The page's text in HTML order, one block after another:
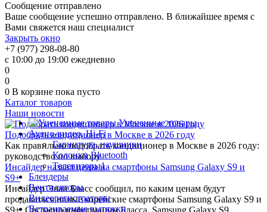
Сообщение отправлено
Ваше сообщение успешно отправлено. В ближайшее время с
Вами свяжется наш специалист
Закрыть окно
+7 (977) 298-08-80
с 10:00 до 19:00 ежедневно
0
0
0 В корзине пока пусто
Каталог товаров
Уцененные товары
Аудио-видео, Hi-Fi
Гарнитура, наушники
Колонки Bluetooth
Телевизоры1
Блендеры
Вентиляторы
Видеорегистраторы
Встраиваемые вытяжки
Наши новости
Подобрать кондиционер в Москве в 2026 году
Как правильно подобрать кондиционер в Москве в 2026 году:
руководство по выбору
Инсайдер назвал цены на смартфоны Samsung Galaxy S9 и
S9+
Инсайдер Эван Бласс сообщил, по каким ценам будут
продаваться новые корейские смартфоны Samsung Galaxy S9 и
S9+. Согласно информации Бласса, Samsung Galaxy S9